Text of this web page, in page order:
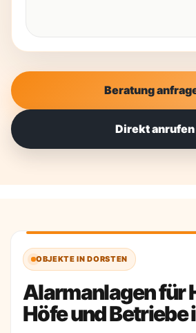
Beratung
Direkt anrufen
OBJEKTE IN DORSTEN
Alarmanlagen für
Höfe und Betriebe